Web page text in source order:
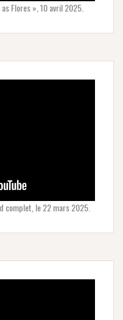
Flores », 10 avril 2025.
complet, le 22 mars 2025.